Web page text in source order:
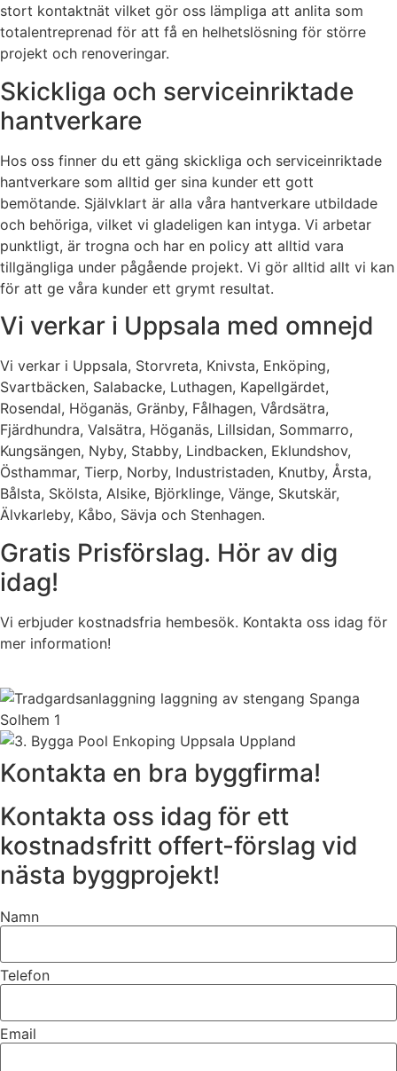
stort kontaktnät vilket gör oss lämpliga att anlita som
totalentreprenad för att få en helhetslösning för större
projekt och renoveringar.
Skickliga och serviceinriktade
hantverkare
Hos oss finner du ett gäng skickliga och serviceinriktade
hantverkare som alltid ger sina kunder ett gott
bemötande. Självklart är alla våra hantverkare utbildade
och behöriga, vilket vi gladeligen kan intyga. Vi arbetar
punktligt, är trogna och har en policy att alltid vara
tillgängliga under pågående projekt. Vi gör alltid allt vi kan
för att ge våra kunder ett grymt resultat.
Vi verkar i Uppsala med omnejd
Vi verkar i Uppsala, Storvreta, Knivsta, Enköping,
Svartbäcken, Salabacke, Luthagen, Kapellgärdet,
Rosendal, Höganäs, Gränby, Fålhagen, Vårdsätra,
Fjärdhundra, Valsätra, Höganäs, Lillsidan, Sommarro,
Kungsängen, Nyby, Stabby, Lindbacken, Eklundshov,
Östhammar, Tierp, Norby, Industristaden, Knutby, Årsta,
Bålsta, Skölsta, Alsike, Björklinge, Vänge, Skutskär,
Älvkarleby, Kåbo, Sävja och Stenhagen.
Gratis Prisförslag. Hör av dig
idag!
Vi erbjuder kostnadsfria hembesök. Kontakta oss idag för
mer information!
Kontakta en bra byggfirma!
Kontakta oss idag för ett
kostnadsfritt offert-förslag vid
nästa byggprojekt!
Namn
Telefon
Email